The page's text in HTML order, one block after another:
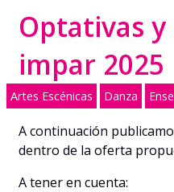
Optativas
impar 2025
Artes Escénicas Danza
A continuación
dentro de la oferta
A tener en cuenta: